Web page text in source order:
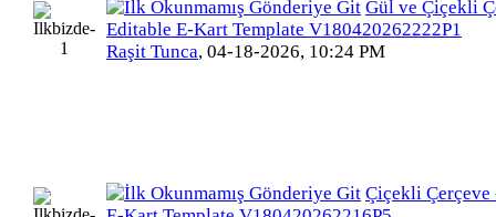
Gül ve Çiçekli
Editable E-Kart Template V180420262222P1
Raşit Tunca, 04-18-2026, 10:24 PM
Çiçekli Çerçeve